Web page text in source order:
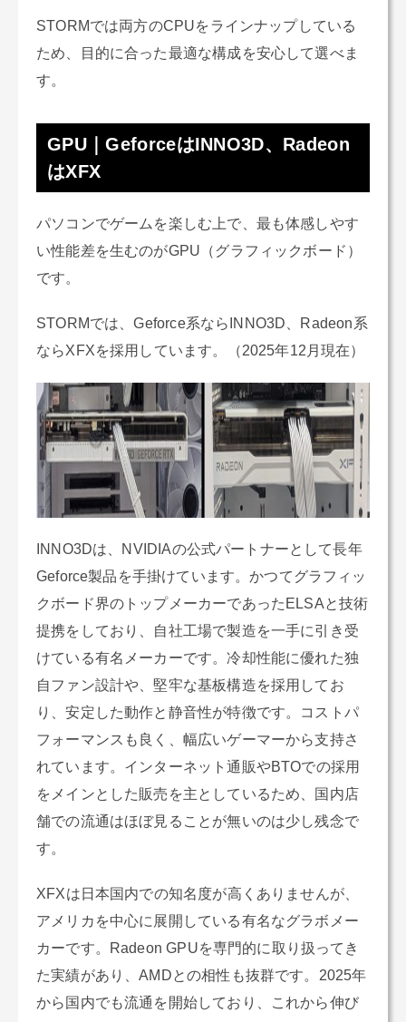
STORMでは両方のCPUをラインナップしている
ため、目的に合った最適な構成を安心して選べま
す。
GPU｜GeforceはINNO3D、Radeon
はXFX
パソコンでゲームを楽しむ上で、最も体感しやす
い性能差を生むのがGPU（グラフィックボード）
です。
STORMでは、Geforce系ならINNO3D、Radeon系
ならXFXを採用しています。（2025年12月現在）
INNO3Dは、NVIDIAの公式パートナーとして長年
Geforce製品を手掛けています。かつてグラフィッ
クボード界のトップメーカーであったELSAと技術
提携をしており、自社工場で製造を一手に引き受
けている有名メーカーです。冷却性能に優れた独
自ファン設計や、堅牢な基板構造を採用してお
り、安定した動作と静音性が特徴です。コストパ
フォーマンスも良く、幅広いゲーマーから支持さ
れています。インターネット通販やBTOでの採用
をメインとした販売を主としているため、国内店
舗での流通はほぼ見ることが無いのは少し残念で
す。
XFXは日本国内での知名度が高くありませんが、
アメリカを中心に展開している有名なグラボメー
カーです。Radeon GPUを専門的に取り扱ってき
た実績があり、AMDとの相性も抜群です。2025年
から国内でも流通を開始しており、これから伸び